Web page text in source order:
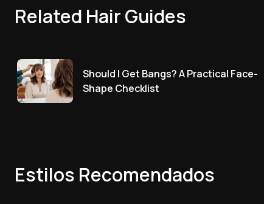
Related Hair Guides
Should I Get Bangs? A Practical Face-
Shape Checklist
Estilos Recomendados